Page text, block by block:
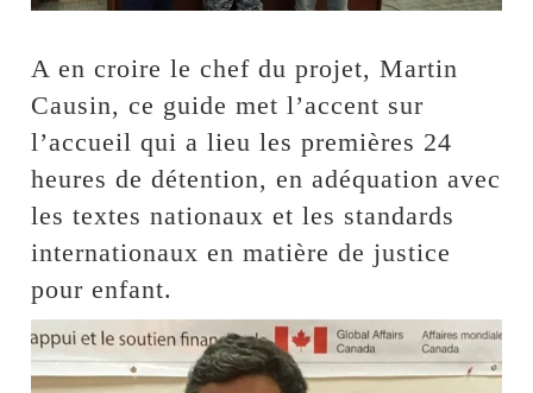
A en croire le chef du projet, Martin
Causin, ce guide met l’accent sur
l’accueil qui a lieu les premières 24
heures de détention, en adéquation avec
les textes nationaux et les standards
internationaux en matière de justice
pour enfant.